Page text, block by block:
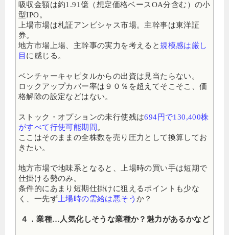
吸収金額は約1.91億（想定価格ベースOA分含む）の小
型IPO。
上場市場は札証アンビシャス市場。主幹事は東洋証
券。
地方市場上場、主幹事の実力を考えると 規模感は厳し
目 に感じる。
ベンチャーキャピタルからの出資は見当たらない。
ロックアップカバー率は９０％を超えてそこそこ、価
格解除の設定などはない。
ストック・オプションの未行使残は694円で130,400株
がすべて行使可能期間。
ここはそのままの全株数を売り圧力として換算してお
きたい。
地方市場で地味系となると、上場時の買い手は短期で
仕掛ける勢のみ。
条件的にあまり短期仕掛けに狙えるポイントも少な
く、一先ず上場時の需給は悪そう か？
４．業種…人気化しそうな業種か？魅力があるかなど